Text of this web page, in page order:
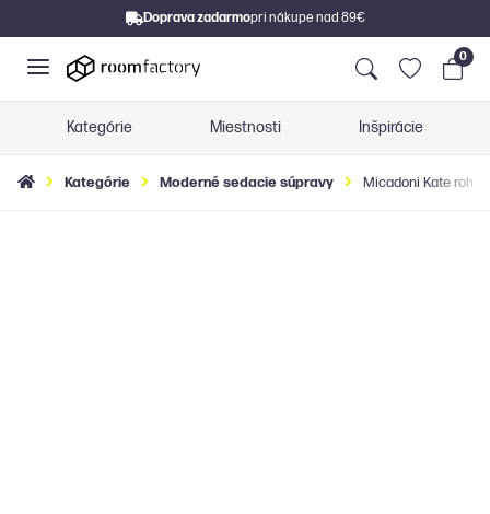
Doprava zadarmopri nákupe nad 89€
0
Kategórie Miestnosti Inšpirácie
Kategórie Moderné sedacie súpravy Micadoni Kate